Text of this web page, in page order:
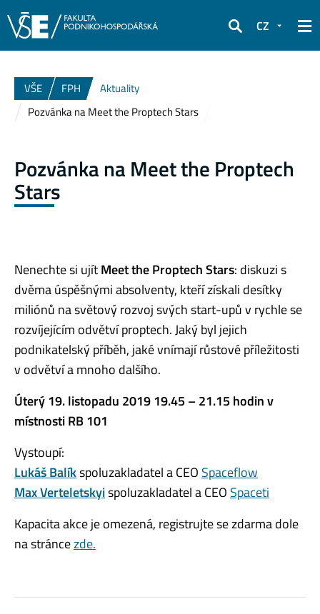
Hledat
CZ
VŠE FPH
Aktuality
Pozvánka na Meet the Proptech Stars
Pozvánka na Meet the Proptech
Stars
Nenechte si ujítMeet the Proptech Stars: diskuzi s
dvěma úspěšnými absolventy, kteří získali desítky
miliónů na světový rozvoj svých start-upů v rychle se
rozvíjejícím odvětví proptech. Jaký byl jejich
podnikatelský příběh, jaké vnímají růstové příležitosti
v odvětví a mnoho dalšího.
Úterý 19. listopadu 2019 19.45 – 21.15 hodin v
místnosti RB 101
Vystoupí:
Lukáš Balíkspoluzakladatel a CEO Spaceflow
Max Verteletskyispoluzakladatel a CEO Spaceti
Kapacita akce je omezená, registrujte se zdarma dole
na stráncezde.